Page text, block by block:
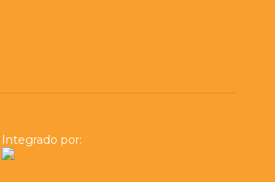
Integrado por: